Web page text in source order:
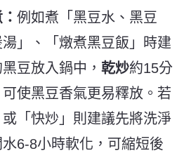
例如煮「黑豆水、黑豆
」、「燉煮黑豆飯」時建
豆放入鍋中， 乾炒約15分
使黑豆香氣更易釋放 。 若
「快炒」則建議先將洗淨
水6-8小時軟化，可縮短後